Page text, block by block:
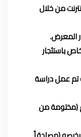
من خلال
المعرض.
باستئجار
تم عمل دراسة
(مختومة من